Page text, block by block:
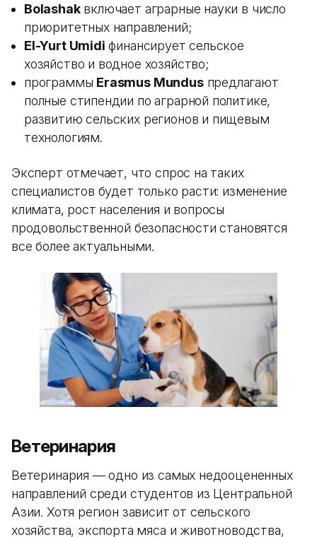
Bolashakвключает аграрные науки в число
приоритетных направлений;
El-Yurt Umidi финансирует сельское
хозяйство и водное хозяйство;
программы Erasmus Mundusпредлагают
полные стипендии по аграрной политике,
развитию сельских регионов и пищевым
технологиям.
Эксперт отмечает, что спрос на таких
специалистов будет только расти: изменение
климата, рост населения и вопросы
продовольственной безопасности становятся
все более актуальными.
Ветеринария
Ветеринария — одно из самых недооцененных
направлений среди студентов из Центральной
Азии. Хотя регион зависит от сельского
хозяйства, экспорта мяса и животноводства,